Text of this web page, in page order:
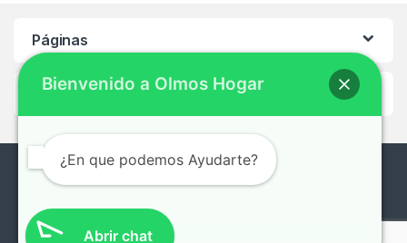
Páginas
Ayuda
¿En que te podemos ayudar?
0221-496-2922 /
Bienvenido a Olmos Hogar
¿En que podemos Ayudarte?
Abrir chat